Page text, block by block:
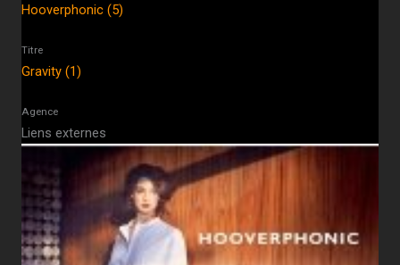
Hooverphonic (5)
Titre
Gravity (1)
Agence
Liens externes